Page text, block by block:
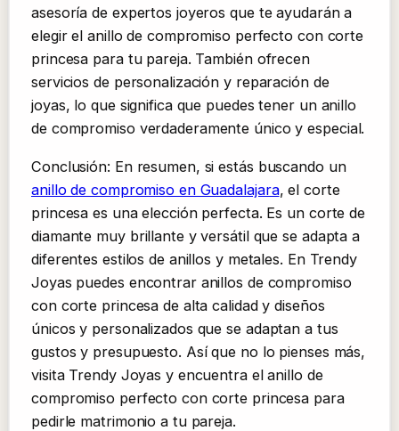
asesoría de expertos joyeros que te ayudarán a
elegir el anillo de compromiso perfecto con corte
princesa para tu pareja. También ofrecen
servicios de personalización y reparación de
joyas, lo que significa que puedes tener un anillo
de compromiso verdaderamente único y especial.
Conclusión: En resumen, si estás buscando un
anillo de compromiso en Guadalajara, el corte
princesa es una elección perfecta. Es un corte de
diamante muy brillante y versátil que se adapta a
diferentes estilos de anillos y metales. En Trendy
Joyas puedes encontrar anillos de compromiso
con corte princesa de alta calidad y diseños
únicos y personalizados que se adaptan a tus
gustos y presupuesto. Así que no lo pienses más,
visita Trendy Joyas y encuentra el anillo de
compromiso perfecto con corte princesa para
pedirle matrimonio a tu pareja.